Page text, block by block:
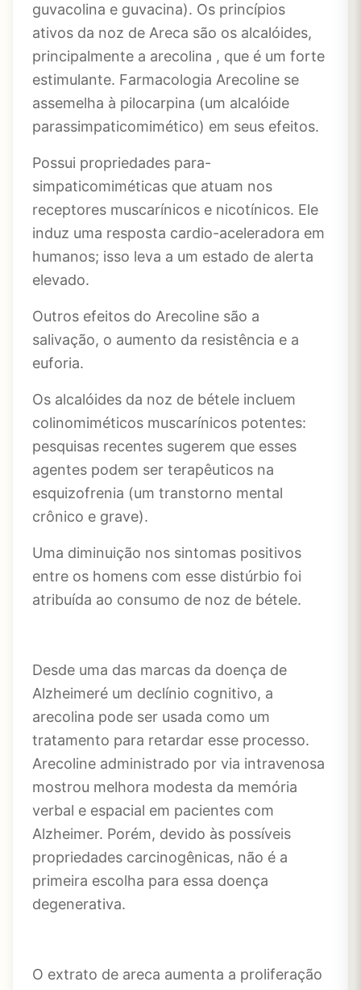
guvacolina e guvacina). Os princípios
ativos da noz de Areca são os alcalóides,
principalmente a arecolina , que é um forte
estimulante. Farmacologia Arecoline se
assemelha à pilocarpina (um alcalóide
parassimpaticomimético) em seus efeitos.
Possui propriedades para-
simpaticomiméticas que atuam nos
receptores muscarínicos e nicotínicos. Ele
induz uma resposta cardio-aceleradora em
humanos; isso leva a um estado de alerta
elevado.
Outros efeitos do Arecoline são a
salivação, o aumento da resistência e a
euforia.
Os alcalóides da noz de bétele incluem
colinomiméticos muscarínicos potentes:
pesquisas recentes sugerem que esses
agentes podem ser terapêuticos na
esquizofrenia (um transtorno mental
crônico e grave).
Uma diminuição nos sintomas positivos
entre os homens com esse distúrbio foi
atribuída ao consumo de noz de bétele.
Desde uma das marcas da doença de
Alzheimeré um declínio cognitivo, a
arecolina pode ser usada como um
tratamento para retardar esse processo.
Arecoline administrado por via intravenosa
mostrou melhora modesta da memória
verbal e espacial em pacientes com
Alzheimer. Porém, devido às possíveis
propriedades carcinogênicas, não é a
primeira escolha para essa doença
degenerativa.
O extrato de areca aumenta a proliferação